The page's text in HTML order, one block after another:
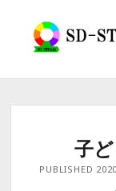
S
D
T
M
子ど
PUBLISHED